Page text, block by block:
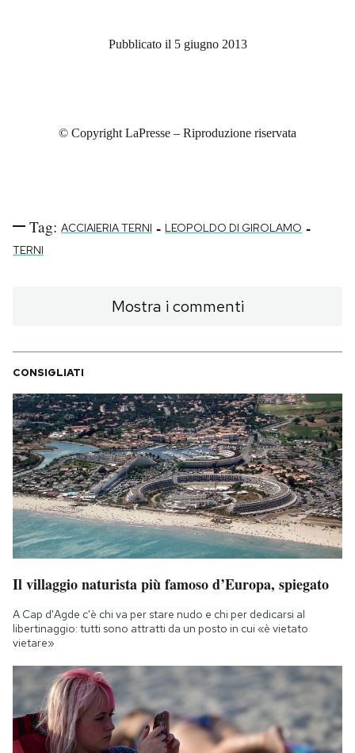
Pubblicato il 5 giugno 2013
© Copyright LaPresse – Riproduzione riservata
Tag: ACCIAIERIA TERNI - LEOPOLDO DI GIROLAMO -
TERNI
Mostra i commenti
CONSIGLIATI
Il villaggio naturista più famoso d’Europa, spiegato
A Cap d'Agde c'è chi va per stare nudo e chi per dedicarsi al
libertinaggio: tutti sono attratti da un posto in cui «è vietato
vietare»